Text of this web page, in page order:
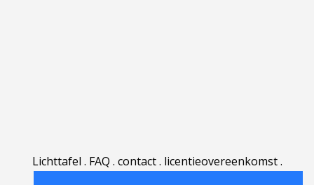
Lichttafel . FAQ . contact. licentieovereenkomst.